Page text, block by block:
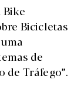
Bicicletas
de
de Tráfego”.